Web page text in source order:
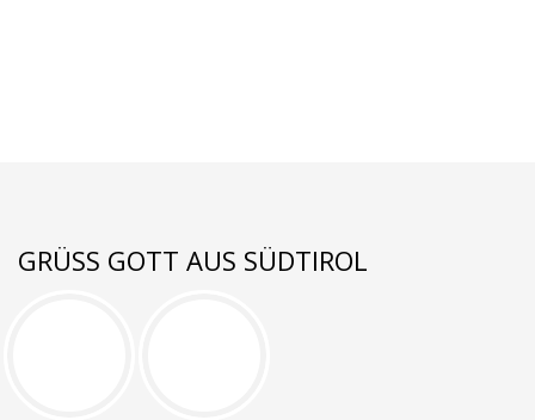
GRÜSS GOTT AUS SÜDTIROL